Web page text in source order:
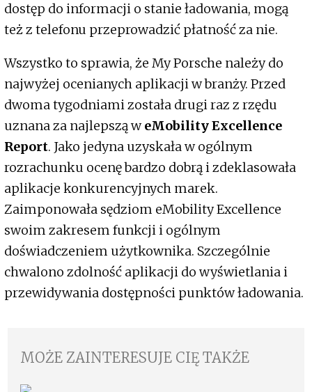
dostęp do informacji o stanie ładowania, mogą
też z telefonu przeprowadzić płatność za nie.
Wszystko to sprawia, że My Porsche należy do
najwyżej ocenianych aplikacji w branży. Przed
dwoma tygodniami została drugi raz z rzędu
uznana za najlepszą weMobility Excellence
Report. Jako jedyna uzyskała w ogólnym
rozrachunku ocenę bardzo dobrą i zdeklasowała
aplikacje konkurencyjnych marek.
Zaimponowała sędziom eMobility Excellence
swoim zakresem funkcji i ogólnym
doświadczeniem użytkownika. Szczególnie
chwalono zdolność aplikacji do wyświetlania i
przewidywania dostępności punktów ładowania.
MOŻE ZAINTERESUJE CIĘ TAKŻE